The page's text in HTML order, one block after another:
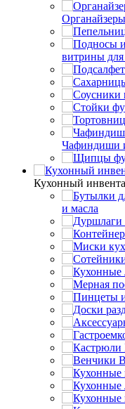
витрины
Чафиндиши
Кухонный
и масла